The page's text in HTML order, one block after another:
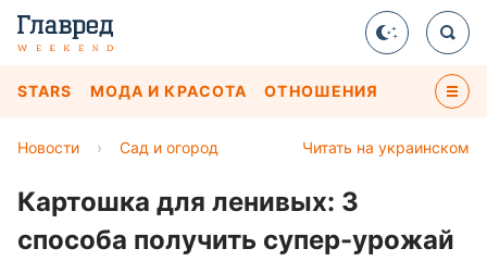
STARS МОДА И КРАСОТА ОТНОШЕНИЯ
Читать на украинском
Новости › Сад и огород
Картошка для ленивых: 3
способа получить супер-урожай